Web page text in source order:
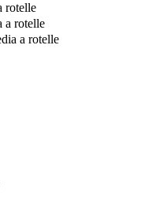
rotelle
a rotelle
a rotelle